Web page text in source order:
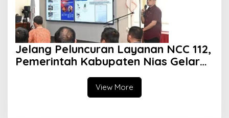
Jelang Peluncuran Layanan NCC 112,
Pemerintah Kabupaten Nias Gelar
View More